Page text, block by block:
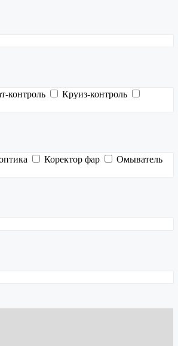
контроль
Круиз-контроль
Коректор фар
Омыватель